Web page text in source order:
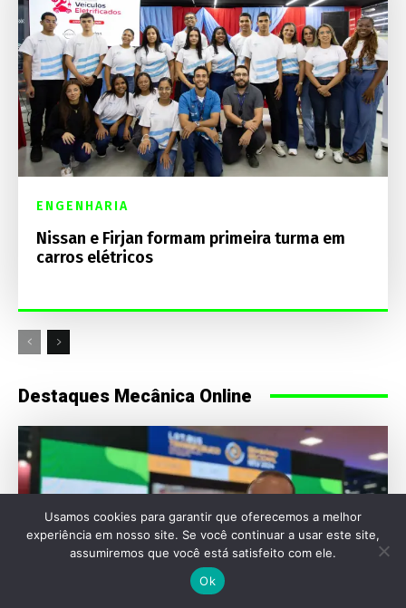
ENGENHARIA
Nissan e Firjan formam primeira turma em
carros elétricos
Destaques Mecânica Online
Usamos cookies para garantir que oferecemos a melhor
experiência em nosso site. Se você continuar a usar este site,
assumiremos que você está satisfeito com ele.
Ok